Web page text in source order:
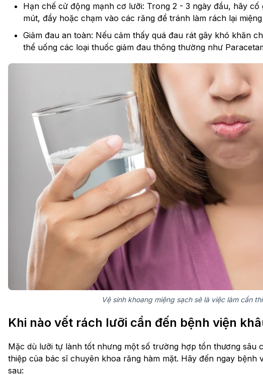
Hạn chế cử động mạnh cơ lưỡi: Trong 2 - 3 ngày đầu, hãy
mút, đẩy hoặc chạm vào các răng để tránh làm rách lại
Giảm đau an toàn: Nếu cảm thấy quá đau rát gây khó khăn
thể uống các loại thuốc giảm đau thông thường như
Vệ sinh khoang miệng sạch sẽ là việc làm cần
Khi nào vết rách lưỡi cần đến bệnh viện
Mặc dù lưỡi tự lành tốt nhưng một số trường hợp tổn thương sâu
thiệp của bác sĩ chuyên khoa răng hàm mặt. Hãy đến ngay bệnh
sau: